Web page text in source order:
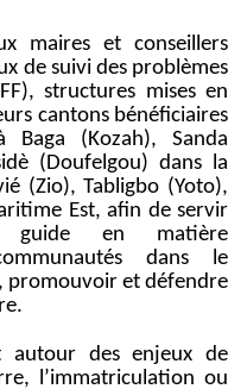
maires et conseillers
de suivi des problèmes
structures mises en
cantons bénéficiaires
(Kozah), Sanda
(Doufelgou) dans la
(Zio), Tabligbo (Yoto),
Est, afin de servir
en matière
dans le
promouvoir et défendre
autour des enjeux de
l’immatriculation ou